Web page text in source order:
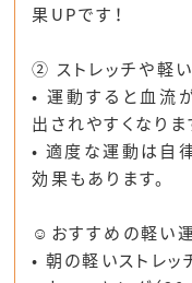
果UPです！
② ストレッチや軽
• 運動すると血流
出されやすくなりま
• 適度な運動は 自
効果もあります。
☺︎おすすめの軽い
• 朝の軽いストレッ